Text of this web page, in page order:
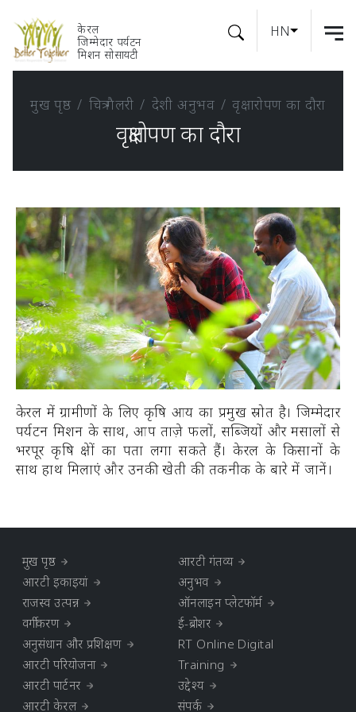
केरल
जिम्मेदार पर्यटन
मिशन सोसायटी
HN
मुख पृष्ठ चित्र गैलरी देशी अनुभव वृक्षारोपण का दौरा
वृक्षारोपण का दौरा
केरल में ग्रामीणों के लिए कृषि आय का प्रमुख स्रोत है। जिम्मेदार
पर्यटन मिशन के साथ, आप ताज़े फलों, सब्जियों और मसालों से
भरपूर कृषि क्षेत्रों का पता लगा सकते हैं। केरल के किसानों के
साथ हाथ मिलाएं और उनकी खेती की तकनीक के बारे में जानें।
मुख पृष्ठ
आरटी इकाइयां
राजस्व उत्पन्न
वर्गीकरण
आरटी गंतव्य
अनुभव
ऑनलाइन प्लेटफॉर्म
ई-ब्रोशर
अनुसंधान और प्रशिक्षण
आरटी परियोजना
आरटी पार्टनर
आरटी केरल
RT Online Digital
Training
उद्देश्य
संपर्क